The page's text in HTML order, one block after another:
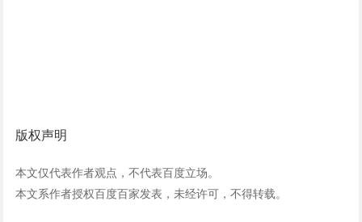
版权声明
本文仅代表作者观点，不代表百度立场。
本文系作者授权百度百家发表，未经许可，不得转载。